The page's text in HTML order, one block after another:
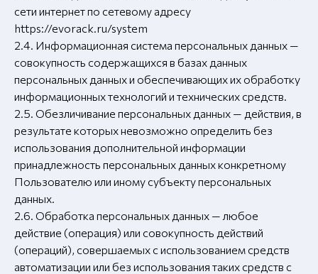
сети интернет по сетевому адресу
https://evorack.ru/system
2.4. Информационная система персональных данных —
совокупность содержащихся в базах данных
персональных данных и обеспечивающих их обработку
информационных технологий и технических средств.
2.5. Обезличивание персональных данных — действия, в
результате которых невозможно определить без
использования дополнительной информации
принадлежность персональных данных конкретному
Пользователю или иному субъекту персональных
данных.
2.6. Обработка персональных данных — любое
действие (операция) или совокупность действий
(операций), совершаемых с использованием средств
автоматизации или без использования таких средств с